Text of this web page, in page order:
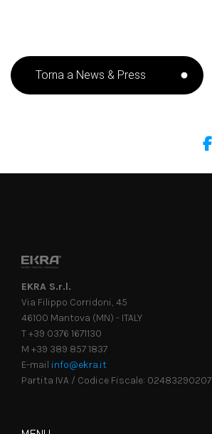
Torna a News & Press
EKRA S.r.l.
Via Filippo Corridoni, 45
46100 Mantova (MN) - ITALY
T +39 0376 1671130
M +39 389 857 1837
E-mail info@ekra.it
Partita IVA / Codice Fiscale: 02483290207